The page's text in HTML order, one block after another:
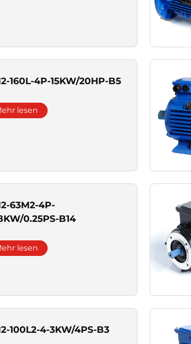
160L-4P-15KW/20HP-B5
lesen
63M2-4P-
0.25PS-B14
lesen
100L2-4-3KW/4PS-B3